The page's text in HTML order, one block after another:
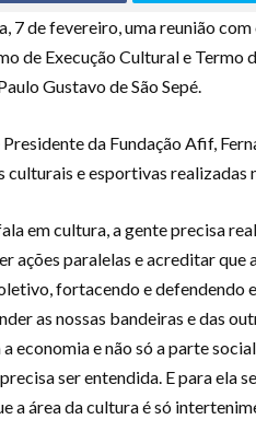
7 de fevereiro, uma reunião
de Execução Cultural e
Gustavo de São Sepé.
da Fundação Afif,
culturais e esportivas realizadas
em cultura, a gente precisa
ações paralelas e acreditar
fortacendo e defendendo
as nossas bandeiras e das
economia e não só a parte
ser entendida. E para ela
a área da cultura é só